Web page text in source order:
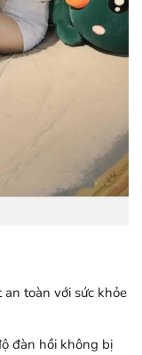
toàn với sức khỏe
đàn hồi không bị